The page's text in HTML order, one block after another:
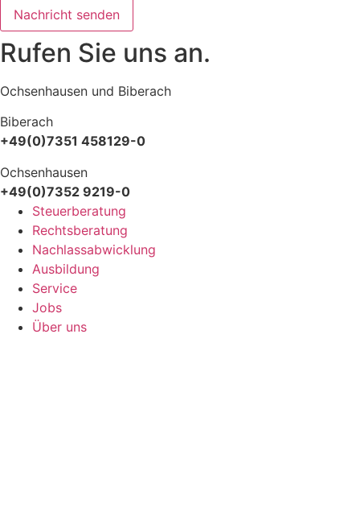
Nachricht senden
Rufen Sie uns an.
Ochsenhausen und Biberach
Biberach
+49(0)7351 458129-0
Ochsenhausen
+49(0)7352 9219-0
Steuerberatung
Rechtsberatung
Nachlassabwicklung
Ausbildung
Service
Jobs
Über uns